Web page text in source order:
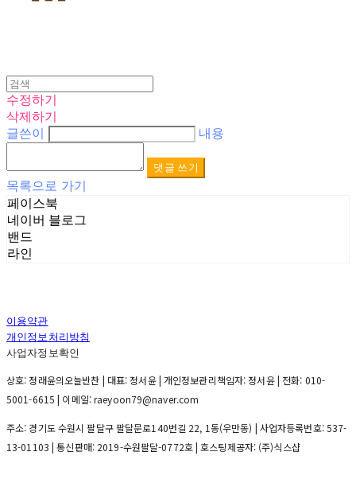
수정하기
삭제하기
글쓴이
내용
댓글 쓰기
목록으로 가기
페이스북
네이버 블로그
밴드
라인
이용약관
개인정보처리방침
사업자정보확인
상호: 정래윤의오늘반찬 | 대표: 정서윤 | 개인정보관리책임자: 정서윤 | 전화: 010-
5001-6615 | 이메일: raeyoon79@naver.com
주소: 경기도 수원시 팔달구 팔달문로140번길 22, 1동(우만동) | 사업자등록번호:537-
13-01103 | 통신판매: 2019-수원팔달-0772호| 호스팅제공자: (주)식스샵